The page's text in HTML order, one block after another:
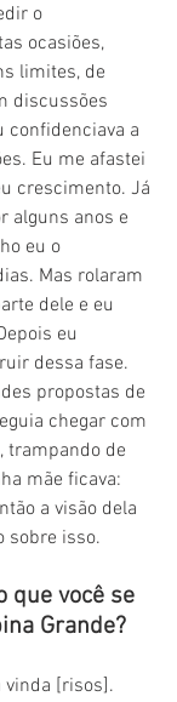
o
ocasiões,
limites, de
discussões
confidenciava a
Eu me afastei
crescimento. Já
alguns anos e
eu o
Mas rolaram
dele e eu
eu
dessa fase.
propostas de
chegar com
trampando de
mãe ficava:
a visão dela
sobre isso.
que você se
Grande?
vinda [risos].